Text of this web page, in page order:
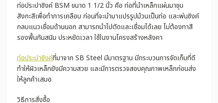
ท่อประปาซิงค์ BSM ขนาด 1 1/2 นิ้ว คือ ท่อที่นำเหล็กแผ่นมาชุบ
สังกะสีเพื่อทำการเคลือบ ก่อนที่จะนำมาแปรรูปม้วนเป็นท่อ และพ่นซิงค์
กลบแนวเชื่อมด้านนอก สามารถนำไปตัดและเชื่อมได้เลย ไม่ต้องทาสี
รองพื้นกันสนิม ประหยัดเวลา ใช้ในงานโครงสร้างหลังคา
ท่อประปาซิงค์ที่มาจาก SB Steel มีมาตรฐาน มีกระบวนการจัดเก็บที่ดี
ทำให้ผิวเหล็กยังมีความสวย และมีการตรวจสอบคุณภาพเหล็กก่อนส่ง
ให้ลูกค้าเสมอ
วิธีการสั่งซื้อ